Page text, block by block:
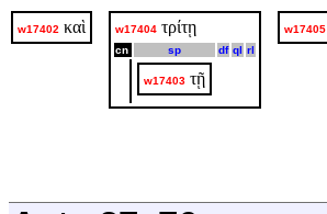
w17402 καὶ w17404 τρίτῃ
cn sp df ql rl
w17403 τῇ
w17405